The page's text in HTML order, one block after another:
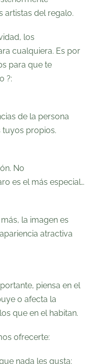
artistas del regalo.
los
cualquiera. Es por
para que te
?:
de la persona
tuyos propios.
No
es el más especial…
la imagen es
atractiva
piensa en el
o afecta la
que en el habitan.
ofrecerte:
nada les gusta: